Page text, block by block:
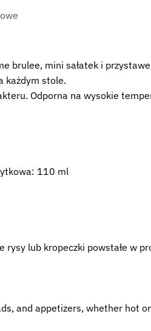
brulee, mini sałatek i
każdym stole.
Odporna na wysokie
110 ml
rysy lub kropeczki powstałe w
and appetizers, whether hot